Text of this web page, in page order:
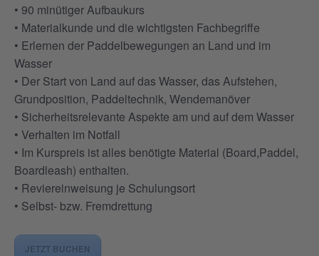
• 90 minütiger Aufbaukurs
• Materialkunde und die wichtigsten Fachbegriffe
• Erlernen der Paddelbewegungen an Land und im
Wasser
• Der Start von Land auf das Wasser, das Aufstehen,
Grundposition, Paddeltechnik, Wendemanöver
• Sicherheitsrelevante Aspekte am und auf dem Wasser
• Verhalten im Notfall
• Im Kurspreis ist alles benötigte Material (Board,Paddel,
Boardleash) enthalten.
• Reviereinweisung je Schulungsort
• Selbst- bzw. Fremdrettung
JETZT BUCHEN